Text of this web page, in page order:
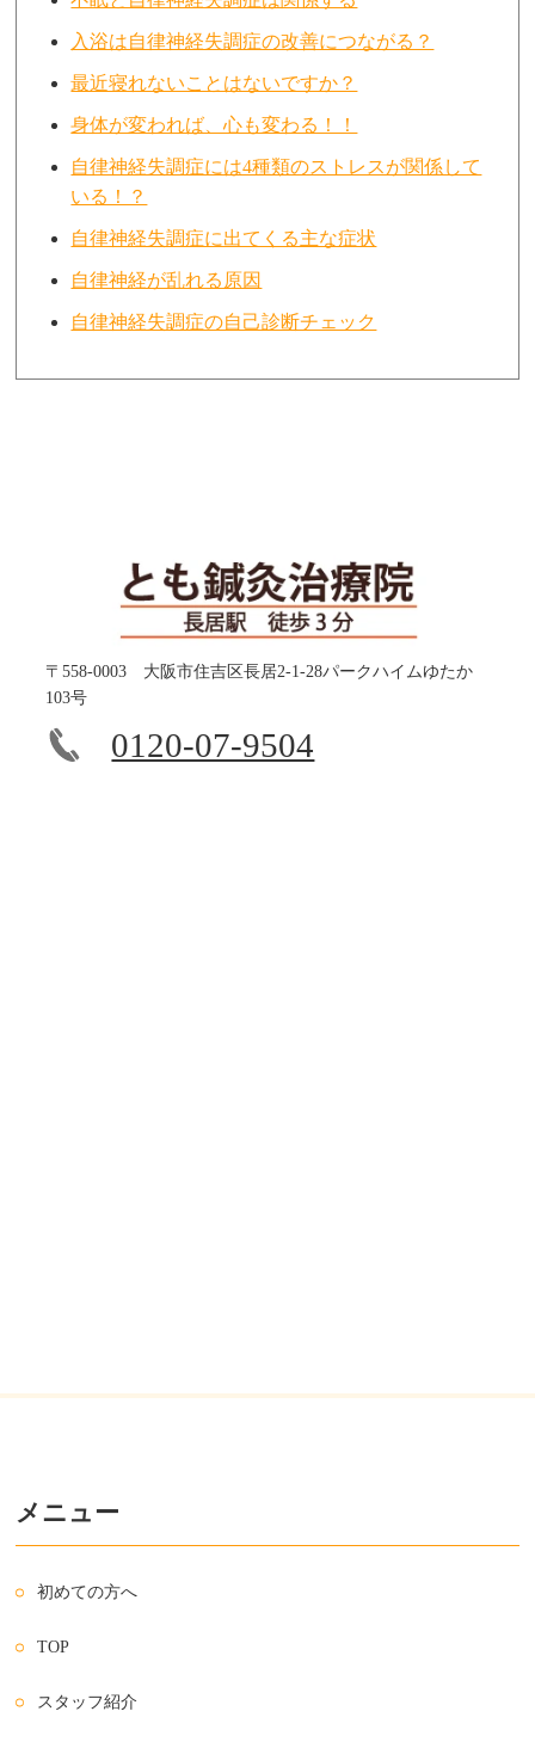
入浴は自律神経失調症の改善につながる？
最近寝れないことはないですか？
身体が変われば、心も変わる！！
自律神経失調症には4種類のストレスが関係して
いる！？
自律神経失調症に出てくる主な症状
自律神経が乱れる原因
自律神経失調症の自己診断チェック
〒558-0003 大阪市住吉区長居2-1-28パークハイムゆたか
103号
0120-07-9504
メニュー
初めての方へ
TOP
スタッフ紹介